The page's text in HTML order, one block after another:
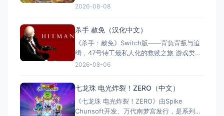
冒险游戏。玩家扮演冒险家维可，在奇幻世
程，Switch版售价$21.99。Steam玩家评
测"多半好评"，好评率85%，以创意谜题与扎
实的打击
2026-08-08
杀手 赦免（汉化中文）
《杀手：赦免》Switch版——背负背叛与追
缉，47号特工最私人化的救赎之旅 游戏类
型：动作冒险类（第三人称潜行暗杀 × 动作
称：杀手：赦免（官方繁体中文定名） 美国
名称：Hitman: Absoluti
2026-08-06
七龙珠 电光炸裂！ZERO（中文）
《七龙珠 电光炸裂！ZERO》由Spike
Chunsoft开发、万代南梦宫发行，是系列暌